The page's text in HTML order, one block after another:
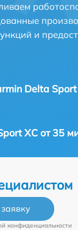
и
Delta Sport
XC от 35
конфиденциальности